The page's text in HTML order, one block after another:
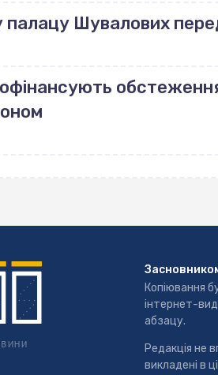
палацу Шувалових
Копіювання
інтернет-
абзацу.
Редакція не
викладені в